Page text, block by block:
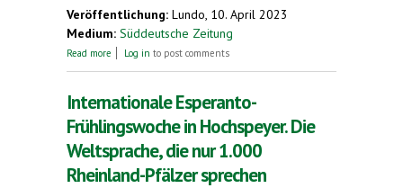
Veröffentlichung: Lundo, 10. April 2023
Medium: Süddeutsche Zeitung
Read more about Mehr als 100 Teilnehmer bei Esperanto-
Log in to post comments
Internationale Esperanto-
Frühlingswoche in Hochspeyer. Die
Weltsprache, die nur 1.000
Rheinland-Pfälzer sprechen